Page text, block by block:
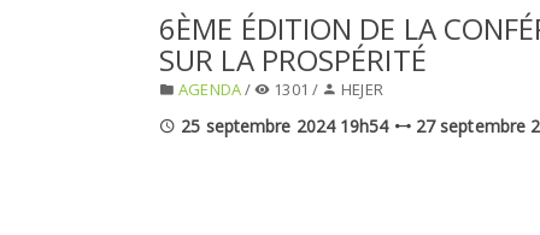
SÉLECTIONNEZ UN/
SELECTIONNEZ UNE
6ÈME ÉDITION DE LA
SUR LA PROSPÉRITÉ
AGENDA/ 1301 / HEJER
25 septembre 2024 19h54 27 septembre